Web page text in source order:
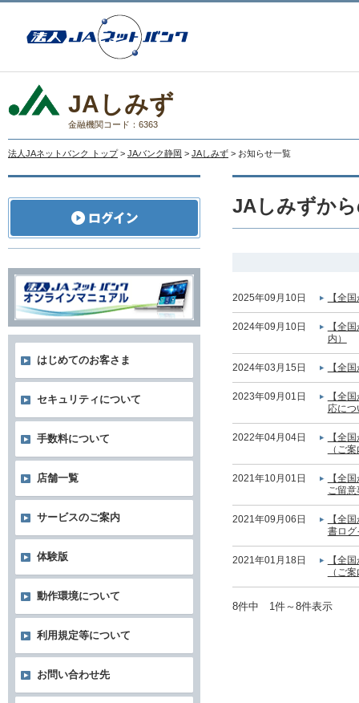
JAしみず
金融機関コード：6363
法人JAネットバンク トップ > JAバンク静岡 > JAしみず > お知らせ一覧
JAしみずか
2025年09月10日 【全
2024年09月10日
【全
内）
2024年03月15日 【全
2023年09月01日
【全
応に
2022年04月04日
【全
（ご
2021年10月01日
【全
ご留
2021年09月06日
【全
書ログ
2021年01月18日
【全
（ご
8件中 1件～8件表示
はじめてのお客さま
セキュリティについて
手数料について
店舗一覧
サービスのご案内
体験版
動作環境について
利用規定等について
お問い合わせ先